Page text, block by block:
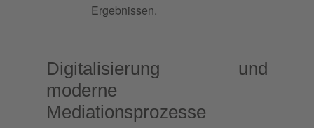
Ergebnissen.
Digitalisierung und
moderne
Mediationsprozesse